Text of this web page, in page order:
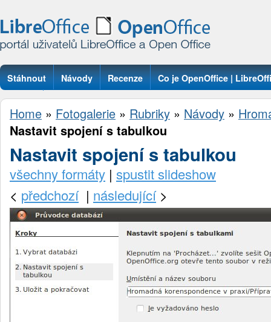
Stáhnout Návody Recenze Co je OpenOffice |
Otázky
Home » Fotogalerie » Rubriky » Návody »
Nastavit spojení s tabulkou
Nastavit spojení s tabulkou
všechny formáty | spustit slideshow
< předchozí| následující>